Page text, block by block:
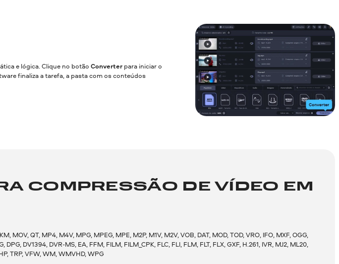
e lógica. Clique no botão Converter para iniciar o
finaliza a tarefa, a pasta com os conteúdos
COMPRESSÃO DE VÍDEO EM
MOV, QT, MP4, M4V, MPG, MPEG, MPE, M2P, M1V, M2V, VOB, DAT, MOD, TOD, VRO, IFO, MXF, OGG,
DV1394, DVR-MS, EA, FFM, FILM, FILM_CPK, FLC, FLI, FLM, FLT, FLX, GXF, H.261, IVR, MJ2, ML20,
TRP, VFW, WM, WMVHD, WPG